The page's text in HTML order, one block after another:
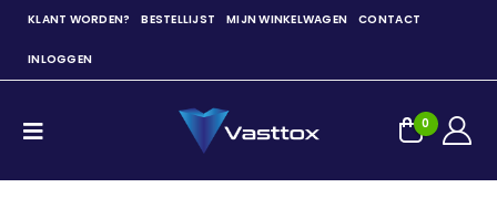
KLANT WORDEN? BESTELLIJST MIJN WINKELWAGEN CONTACT
INLOGGEN
0